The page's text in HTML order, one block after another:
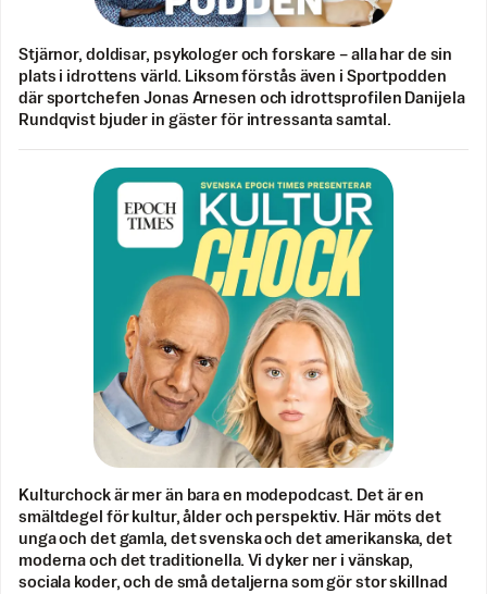
Stjärnor, doldisar, psykologer och forskare – alla har de sin
plats i idrottens värld. Liksom förstås även i Sportpodden
där sportchefen Jonas Arnesen och idrottsprofilen Danijela
Rundqvist bjuder in gäster för intressanta samtal.
Kulturchock är mer än bara en modepodcast. Det är en
smältdegel för kultur, ålder och perspektiv. Här möts det
unga och det gamla, det svenska och det amerikanska, det
moderna och det traditionella. Vi dyker ner i vänskap,
sociala koder, och de små detaljerna som gör stor skillnad